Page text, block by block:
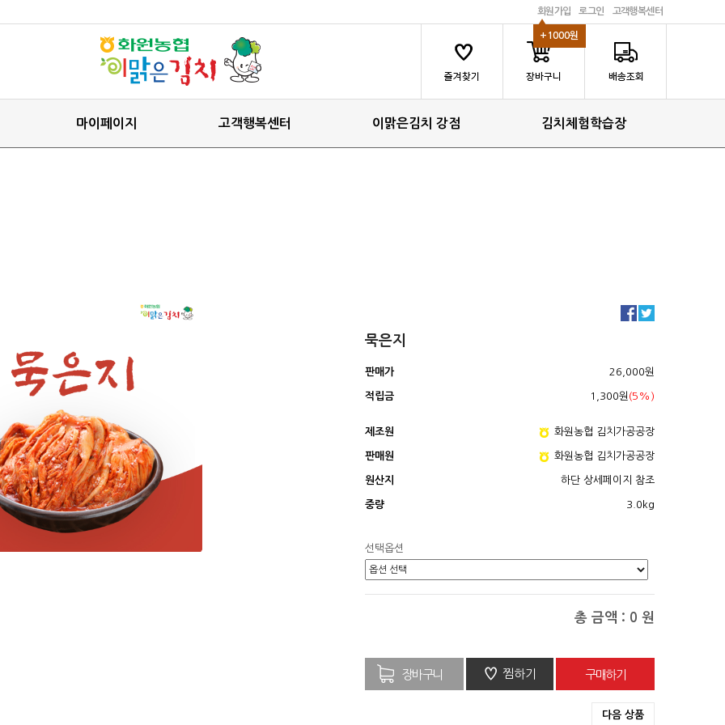
고객행복센터
로그인
회원가입
+1000원
마이페이지 고객행복센터 이맑은김치 강점 김치체험학습장
묵은지
판매가 26,000원
적립금 1,300원 (5%)
제조원 화원농협 김치가공공장
판매원 화원농협 김치가공공장
원산지 하단 상세페이지 참조
중량 3.0kg
선택옵션
총 금액 : 0 원
♡ 찜하기
다음 상품